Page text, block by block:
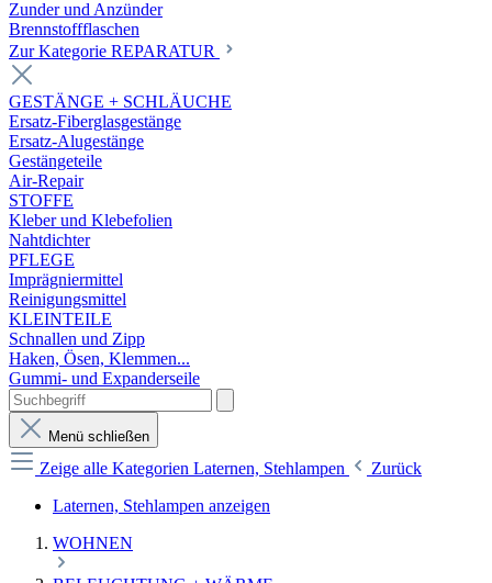
Zunder und Anzünder
Brennstoffflaschen
Zur Kategorie REPARATUR
GESTÄNGE + SCHLÄUCHE
Ersatz-Fiberglasgestänge
Ersatz-Alugestänge
Gestängeteile
Air-Repair
STOFFE
Kleber und Klebefolien
Nahtdichter
PFLEGE
Imprägniermittel
Reinigungsmittel
KLEINTEILE
Schnallen und Zipp
Haken, Ösen, Klemmen...
Gummi- und Expanderseile
Menü schließen
Zeige alle Kategorien Laternen, Stehlampen
Zurück
Laternen, Stehlampen anzeigen
WOHNEN